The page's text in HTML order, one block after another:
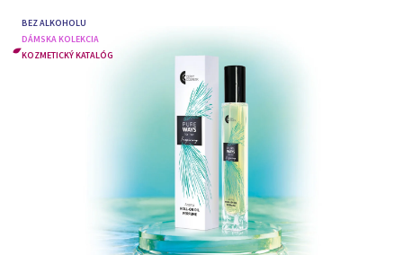
BEZ ALKOHOLU
DÁMSKA KOLEKCIA
KOZMETICKÝ KATALÓG